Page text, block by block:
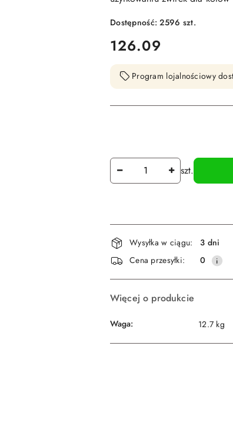
Dostępność:2596 szt.
cena:
126.09
Program lojalnościowy
Ilość szt.
Dostępność
i
dostawa
Wysyłka w ciągu:
3 dni
Cena przesyłki:
0
Więcej o produkcie
Waga: 12.7 kg